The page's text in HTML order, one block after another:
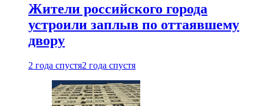
Жители российского города
устроили заплыв по оттаявшему
двору
2 года спустя2 года спустя